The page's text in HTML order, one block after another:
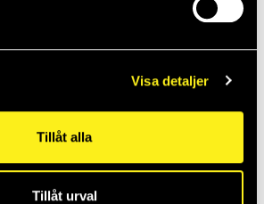
Visa detaljer
Tillåt alla
Tillåt urval
konferenslösning till Växjö